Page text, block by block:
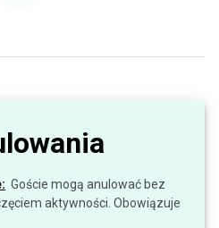
Goście mogą anulować bez
aktywności. Obowiązuje